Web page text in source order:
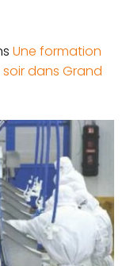
Une formation
dans Grand